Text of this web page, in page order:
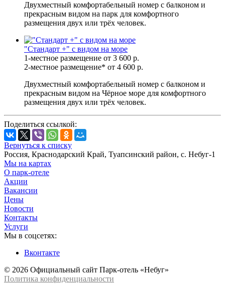
Двухместный комфортабельный номер с балконом и
прекрасным видом на парк для комфортного
размещения двух или трёх человек.
"Стандарт +" с видом на море
1-местное размещение от 3 600 р.
2-местное размещение* от 4 600 р.
Двухместный комфортабельный номер с балконом и
прекрасным видом на Чёрное море для комфортного
размещения двух или трёх человек.
Поделиться ссылкой:
Вернуться к списку
Россия, Краснодарский Край, Туапсинский район, с. Небуг-1
Мы на картах
О парк-отеле
Акции
Вакансии
Цены
Новости
Контакты
Услуги
Мы в соцсетях:
Вконтакте
© 2026 Официальный сайт Парк-отель «Небуг»
Политика конфиденциальности